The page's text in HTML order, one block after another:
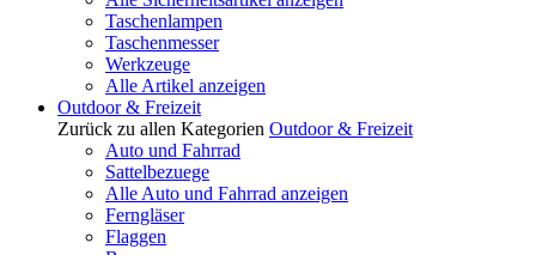
Taschenlampen
Taschenmesser
Werkzeuge
Alle Artikel anzeigen
Outdoor & Freizeit
Zurück zu allen Kategorien Outdoor & Freizeit
Auto und Fahrrad
Sattelbezuege
Alle Auto und Fahrrad anzeigen
Ferngläser
Flaggen